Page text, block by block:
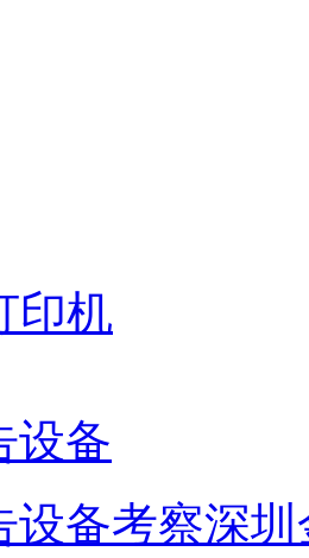
印机
设备
设备考察深